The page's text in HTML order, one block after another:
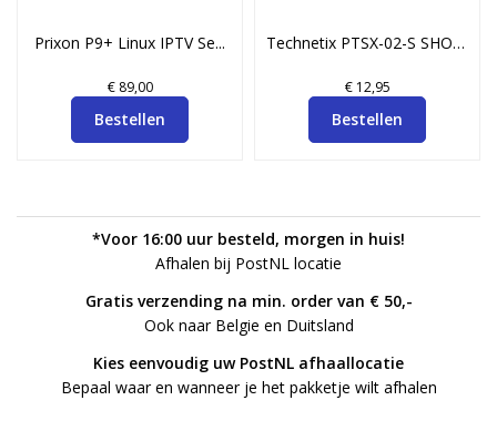
Prixon P9+ Linux IPTV Se...
€ 89,00
Bestellen
Technetix PTSX-02-S SHOP...
€ 12,95
Bestellen
*Voor 16:00 uur besteld, morgen in huis!
Afhalen bij PostNL locatie
Gratis verzending na min. order van € 50,-
Ook naar Belgie en Duitsland
Kies eenvoudig uw PostNL afhaallocatie
Bepaal waar en wanneer je het pakketje wilt afhalen